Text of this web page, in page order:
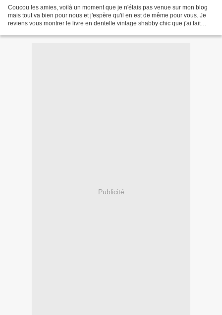
Coucou les amies, voilà un moment que je n'étais pas venue sur mon blog
mais tout va bien pour nous et j'espère qu'il en est de même pour vous. Je
reviens vous montrer le livre en dentelle vintage shabby chic que j'ai fait
Publicité